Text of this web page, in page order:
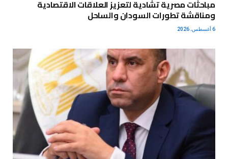
مباحثات مصرية تشادية لتعزيز العلاقات الاقتصادية
ومناقشة تطورات السودان والساحل
6 أغسطس، 2026